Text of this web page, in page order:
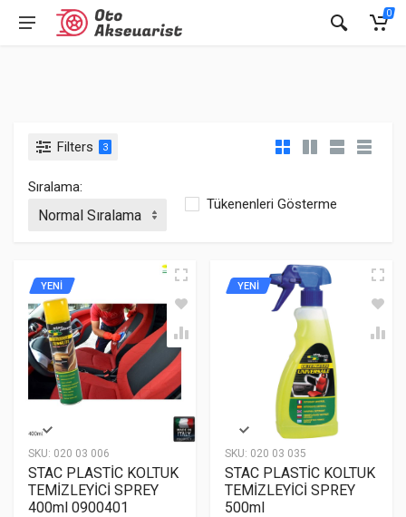
0
Filters 3
Sıralama:
Tükenenleri Gösterme
SKU: 020 03 006
YENİ
STAC PLASTİC KOLTUK
TEMİZLEYİCİ SPREY
400ml 0900401
SKU: 020 03 035
YENİ
STAC PLASTİC KOLTUK
TEMİZLEYİCİ SPREY
500ml